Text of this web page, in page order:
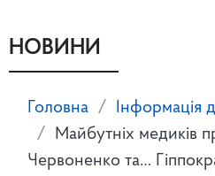
НОВИНИ
Головна Інформація
Майбутніх медиків
Червоненко та…